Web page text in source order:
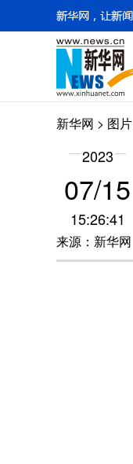
新华网 > 图片
2023
07/15
15:26:41
来源：新华网